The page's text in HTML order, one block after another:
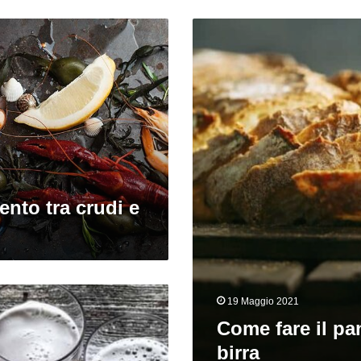
tra crudi e
il
pane
con
la
birra
19 Maggio 2021
Come fare il
birra